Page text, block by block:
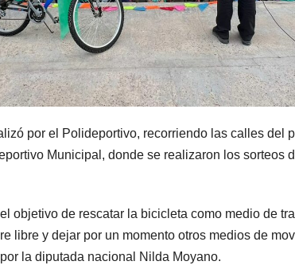
por el Polideportivo, recorriendo las calles del
Municipal, donde se realizaron los sorteos
objetivo de rescatar la bicicleta como medio de
libre y dejar por un momento otros medios de
la diputada nacional Nilda Moyano.